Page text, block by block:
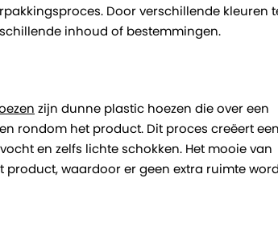
Door verschillende kleuren
inhoud of bestemmingen.
zijn dunne plastic hoezen die over een
rondom het product. Dit proces creëert
en zelfs lichte schokken. Het mooie van
product, waardoor er geen extra ruimte